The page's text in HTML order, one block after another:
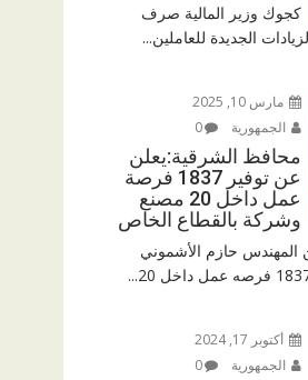
كجوك وزير المالية صرف
الجديدة للعاملين...
مارس 10, 2025
الجمهورية
0
محافظ الشرقية:يعلن
عن توفير 1837 فرصة
عمل داخل 20 مصنع
وشركة بالقطاع الخاص
حازم الأشموني
أكتوبر 17, 2024
الجمهورية
0